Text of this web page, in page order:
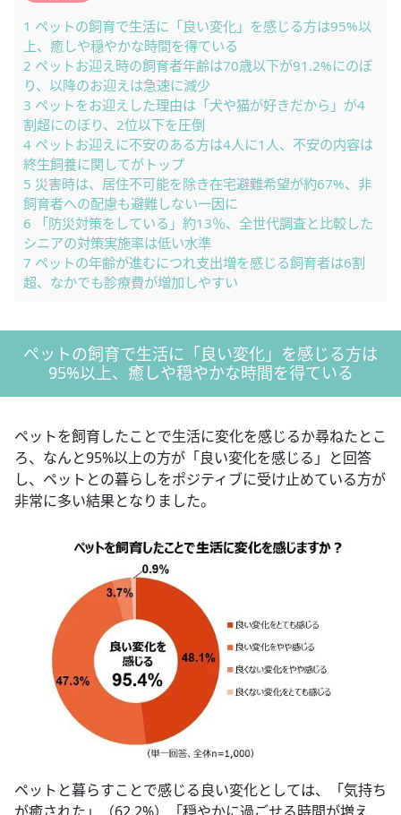
1 ペットの飼育で生活に「良い変化」を感じる方は95%以
上、癒しや穏やかな時間を得ている
2 ペットお迎え時の飼育者年齢は70歳以下が91.2%にのぼ
り、以降のお迎えは急速に減少
3 ペットをお迎えした理由は「犬や猫が好きだから」が4
割超にのぼり、2位以下を圧倒
4 ペットお迎えに不安のある方は4人に1人、不安の内容は
終生飼養に関してがトップ
5 災害時は、居住不可能を除き在宅避難希望が約67%、非
飼育者への配慮も避難しない一因に
6 「防災対策をしている」約13％、全世代調査と比較した
シニアの対策実施率は低い水準
7 ペットの年齢が進むにつれ支出増を感じる飼育者は6割
超、なかでも診療費が増加しやすい
ペットの飼育で生活に「良い変化」を感じる方は
95%以上、癒しや穏やかな時間を得ている
ペットを飼育したことで生活に変化を感じるか尋ねたとこ
ろ、なんと95%以上の方が「良い変化を感じる」と回答
し、ペットとの暮らしをポジティブに受け止めている方が
非常に多い結果となりました。
ペットと暮らすことで感じる良い変化としては、「気持ち